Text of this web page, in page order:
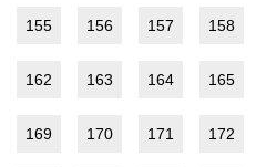
155 156 157 158
162 163 164 165
169 170 171 172